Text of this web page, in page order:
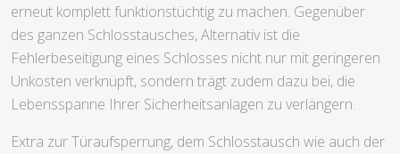
erneut komplett funktionstüchtig zu machen. Gegenüber
des ganzen Schlosstausches, Alternativ ist die
Fehlerbeseitigung eines Schlosses nicht nur mit geringeren
Unkosten verknüpft, sondern trägt zudem dazu bei, die
Lebensspanne Ihrer Sicherheitsanlagen zu verlängern.
Extra zur Türaufsperrung, dem Schlosstausch wie auch der